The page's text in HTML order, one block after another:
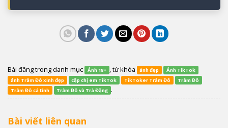
Bài đăng trong danh mục Ảnh 18+ , từ khóa ảnh đẹp
Ảnh TikTok
ảnh Trâm Đô xinh đẹp
cặp chị em TikTok TikToker Trâm Đô
Trâm Đô
Trâm Đô cá tính
Trâm Đô và Trà Đặng .
Bài viết liên quan